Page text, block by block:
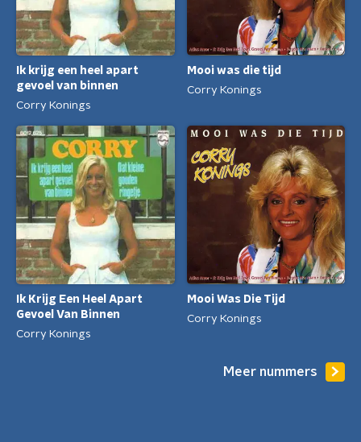
Ik krijg een heel apart
gevoel van binnen
Corry Konings
Mooi was die tijd
Corry Konings
Ik Krijg Een Heel Apart
Gevoel Van Binnen
Corry Konings
Mooi Was Die Tijd
Corry Konings
Meer nummers